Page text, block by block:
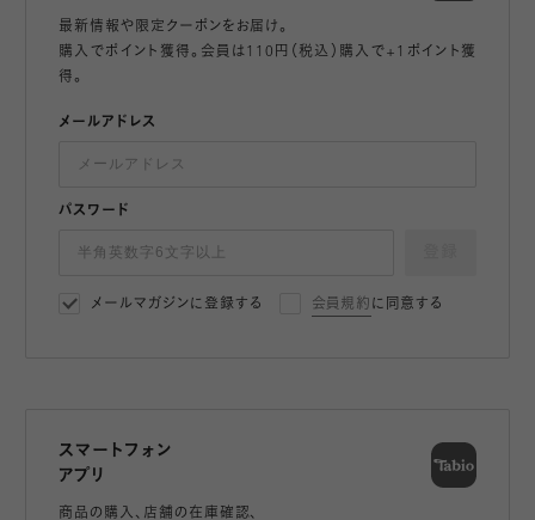
最新情報や限定クーポンをお届け。
購入でポイント獲得。会員は110円（税込）購入で+1ポイント獲
得。
メールアドレス
パスワード
メールマガジンに登録する 会員規約 に同意する
スマートフォン
アプリ
商品の購入、店舗の在庫確認、